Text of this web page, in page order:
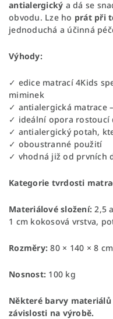
antialergický a dá se
obvodu. Lze ho prát při
jednoduchá a účinná
Výhody:
✓ edice matrací 4Kids
miminek
✓ antialergická matrace
✓ ideální opora rostoucí
✓ antialergický potah,
✓ oboustranné použití
✓ vhodná již od prvních
Kategorie tvrdosti
Materiálové složení: 2,5
1 cm kokosová vrstva,
Rozměry:80 × 140 × 8 cm
Nosnost: 100 kg
Některé barvy
závislosti na výrobě.